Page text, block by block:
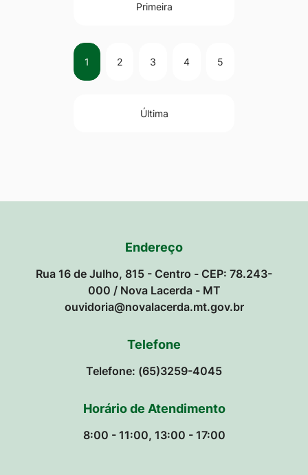
Primeira
1 2 3 4 5
Última
Endereço
Rua 16 de Julho, 815 - Centro - CEP: 78.243-
000 / Nova Lacerda - MT
ouvidoria@novalacerda.mt.gov.br
Telefone
Telefone: (65)3259-4045
Horário de Atendimento
8:00 - 11:00, 13:00 - 17:00